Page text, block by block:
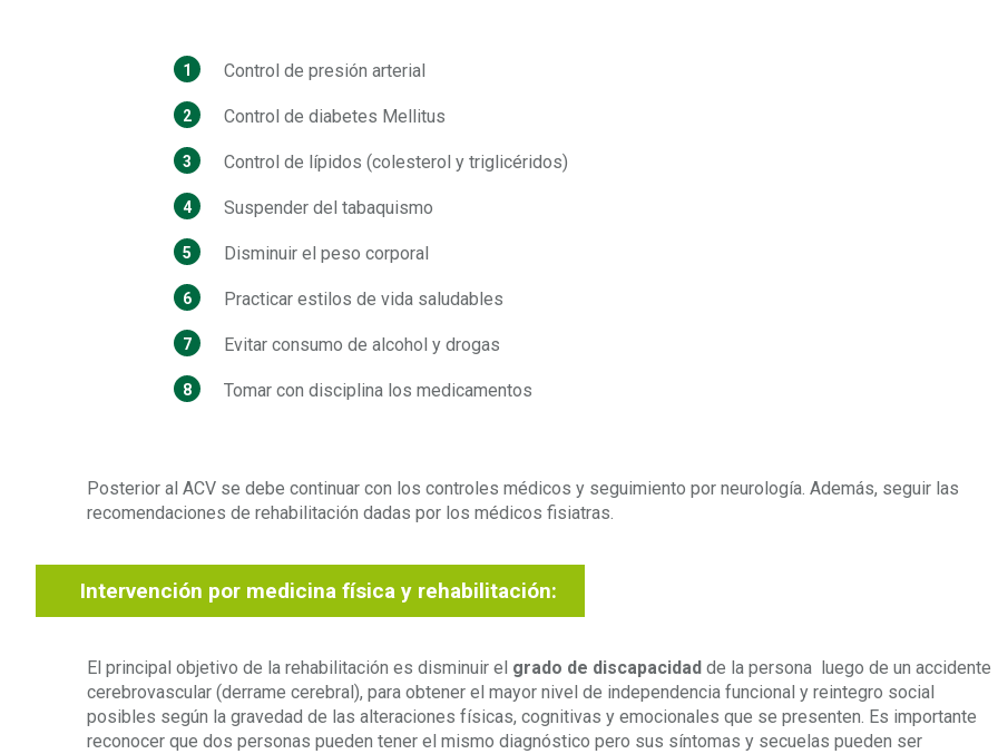
Control de presión arterial
Control de diabetes Mellitus
Control de lípidos (colesterol y triglicéridos)
Suspender del tabaquismo
Disminuir el peso corporal
Practicar estilos de vida saludables
Evitar consumo de alcohol y drogas
Tomar con disciplina los medicamentos
Posterior al ACV se debe continuar con los controles médicos y seguimiento por neurología. Además, seguir las
recomendaciones de rehabilitación dadas por los médicos fisiatras.
Intervención por medicina física y rehabilitación:
El principal objetivo de la rehabilitación es disminuir el grado de discapacidad de la persona luego de un accidente
cerebrovascular (derrame cerebral), para obtener el mayor nivel de independencia funcional y reintegro social
posibles según la gravedad de las alteraciones físicas, cognitivas y emocionales que se presenten. Es importante
reconocer que dos personas pueden tener el mismo diagnóstico pero sus síntomas y secuelas pueden ser